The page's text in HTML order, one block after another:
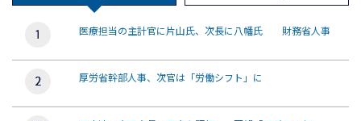
医療担当の主計官に片山氏、次長に八幡氏 財務省人事
厚労省幹部人事、次官は「労働シフト」に